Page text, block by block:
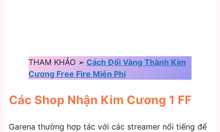
THAM KHẢO ➢ Cách Đổi Vàng Thành Kim
Cương Free Fire Miễn Phí
Các Shop Nhận Kim Cương 1 FF
Garena thường hợp tác với các streamer nổi tiếng để